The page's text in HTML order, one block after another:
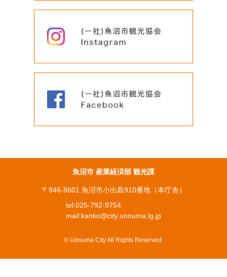
魚沼市 産業経済部 観光課
〒946-8601 魚沼市小出島910番地（本庁舎）
tel:025-792-9754
mail:kanko@city.uonuma.lg.jp
© Uonuma City All Rights Reserved.